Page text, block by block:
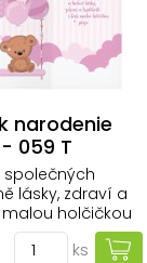
narodenie
059 T
společných
lásky, zdraví a
holčičkou
ks